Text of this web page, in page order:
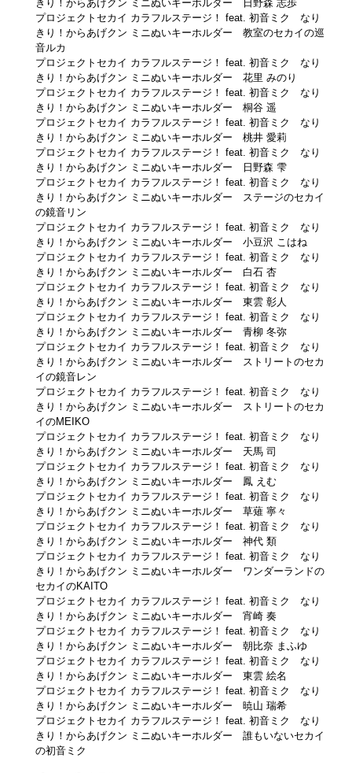
きり！からあげクン ミニぬいキーホルダー 日野森 志歩
プロジェクトセカイ カラフルステージ！ feat. 初音ミク なり
きり！からあげクン ミニぬいキーホルダー 教室のセカイの巡
音ルカ
プロジェクトセカイ カラフルステージ！ feat. 初音ミク なり
きり！からあげクン ミニぬいキーホルダー 花里 みのり
プロジェクトセカイ カラフルステージ！ feat. 初音ミク なり
きり！からあげクン ミニぬいキーホルダー 桐谷 遥
プロジェクトセカイ カラフルステージ！ feat. 初音ミク なり
きり！からあげクン ミニぬいキーホルダー 桃井 愛莉
プロジェクトセカイ カラフルステージ！ feat. 初音ミク なり
きり！からあげクン ミニぬいキーホルダー 日野森 雫
プロジェクトセカイ カラフルステージ！ feat. 初音ミク なり
きり！からあげクン ミニぬいキーホルダー ステージのセカイ
の鏡音リン
プロジェクトセカイ カラフルステージ！ feat. 初音ミク なり
きり！からあげクン ミニぬいキーホルダー 小豆沢 こはね
プロジェクトセカイ カラフルステージ！ feat. 初音ミク なり
きり！からあげクン ミニぬいキーホルダー 白石 杏
プロジェクトセカイ カラフルステージ！ feat. 初音ミク なり
きり！からあげクン ミニぬいキーホルダー 東雲 彰人
プロジェクトセカイ カラフルステージ！ feat. 初音ミク なり
きり！からあげクン ミニぬいキーホルダー 青柳 冬弥
プロジェクトセカイ カラフルステージ！ feat. 初音ミク なり
きり！からあげクン ミニぬいキーホルダー ストリートのセカ
イの鏡音レン
プロジェクトセカイ カラフルステージ！ feat. 初音ミク なり
きり！からあげクン ミニぬいキーホルダー ストリートのセカ
イのMEIKO
プロジェクトセカイ カラフルステージ！ feat. 初音ミク なり
きり！からあげクン ミニぬいキーホルダー 天馬 司
プロジェクトセカイ カラフルステージ！ feat. 初音ミク なり
きり！からあげクン ミニぬいキーホルダー 鳳 えむ
プロジェクトセカイ カラフルステージ！ feat. 初音ミク なり
きり！からあげクン ミニぬいキーホルダー 草薙 寧々
プロジェクトセカイ カラフルステージ！ feat. 初音ミク なり
きり！からあげクン ミニぬいキーホルダー 神代 類
プロジェクトセカイ カラフルステージ！ feat. 初音ミク なり
きり！からあげクン ミニぬいキーホルダー ワンダーランドの
セカイのKAITO
プロジェクトセカイ カラフルステージ！ feat. 初音ミク なり
きり！からあげクン ミニぬいキーホルダー 宵崎 奏
プロジェクトセカイ カラフルステージ！ feat. 初音ミク なり
きり！からあげクン ミニぬいキーホルダー 朝比奈 まふゆ
プロジェクトセカイ カラフルステージ！ feat. 初音ミク なり
きり！からあげクン ミニぬいキーホルダー 東雲 絵名
プロジェクトセカイ カラフルステージ！ feat. 初音ミク なり
きり！からあげクン ミニぬいキーホルダー 暁山 瑞希
プロジェクトセカイ カラフルステージ！ feat. 初音ミク なり
きり！からあげクン ミニぬいキーホルダー 誰もいないセカイ
の初音ミク